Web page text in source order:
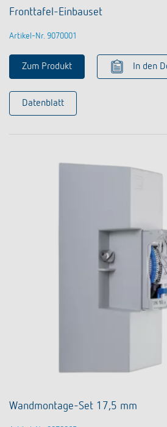
Fronttafel-Einbauset
Artikel-Nr. 9070001
Zum Produkt In den
Datenblatt
Wandmontage-Set 17,5 mm